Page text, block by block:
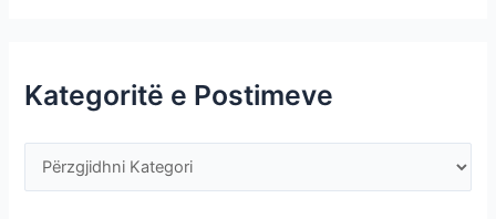
Kategoritë e Postimeve